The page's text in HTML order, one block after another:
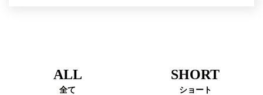
ALL
全て
SHORT
ショート